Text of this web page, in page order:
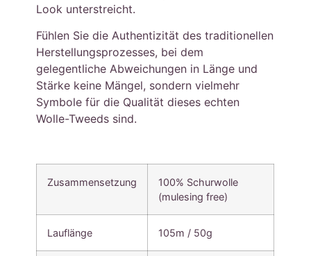
Look unterstreicht.
Fühlen Sie die Authentizität des traditionellen
Herstellungsprozesses, bei dem
gelegentliche Abweichungen in Länge und
Stärke keine Mängel, sondern vielmehr
Symbole für die Qualität dieses echten
Wolle-Tweeds sind.
Zusammensetzung
100% Schurwolle
(mulesing free)
Lauflänge 105m / 50g